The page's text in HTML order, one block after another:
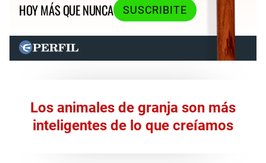
HOY MÁS QUE NUNCA
SUSCRIBITE
Los animales de granja son más
inteligentes de lo que creíamos